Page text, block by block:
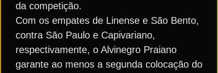
da competição.
Com os empates de Linense e São Bento,
contra São Paulo e Capivariano,
respectivamente, o Alvinegro Praiano
garante ao menos a segunda colocação do